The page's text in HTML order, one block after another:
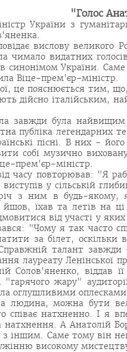
"Голос
України з
вислову великого
чимало видатних
синонімом України.
Віце-прем'єр-міністр.
це пояснюється тим,
дійсно італійським,
завжди була
публіка
пісні. В них -
собі музично
прем'єр-міністр.
часу повторював: "Я
у сільській
з ним в будь-якому,
їхав та летів на
від участі у
"Чому я так часто
за білет,
талант завжди
лауреату Ленінської
Солов'яненко,
"гарячого жару"
оглушливими
людина, можна бути
співає натхненно. І я
натхнення. А Анатолій
іншим. Саме тому він
високому